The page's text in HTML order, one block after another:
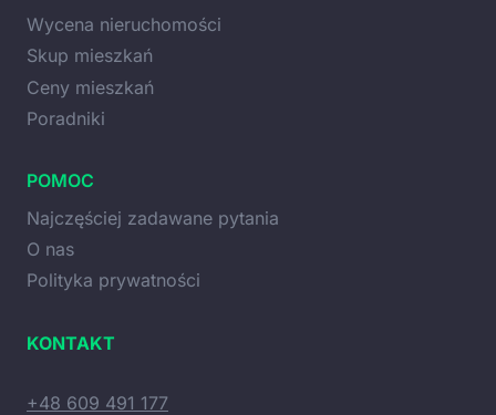
Wycena nieruchomości
Skup mieszkań
Ceny mieszkań
Poradniki
POMOC
Najczęściej zadawane pytania
O nas
Polityka prywatności
KONTAKT
+48 609 491 177